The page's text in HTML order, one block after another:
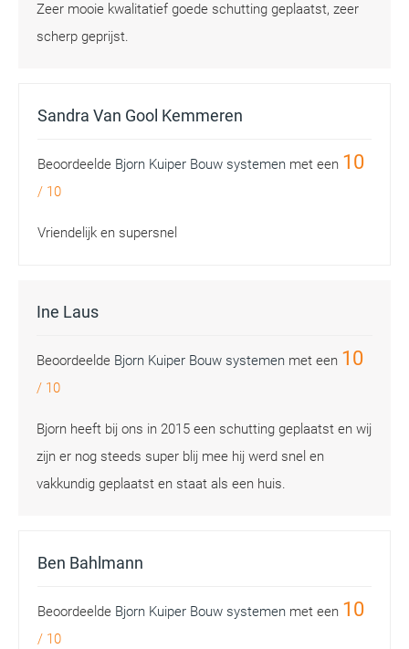
Zeer mooie kwalitatief goede schutting geplaatst, zeer
scherp geprijst.
Sandra Van Gool Kemmeren
Beoordeelde Bjorn Kuiper Bouw systemen met een 10
/ 10
Vriendelijk en supersnel
Ine Laus
Beoordeelde Bjorn Kuiper Bouw systemen met een 10
/ 10
Bjorn heeft bij ons in 2015 een schutting geplaatst en wij
zijn er nog steeds super blij mee hij werd snel en
vakkundig geplaatst en staat als een huis.
Ben Bahlmann
Beoordeelde Bjorn Kuiper Bouw systemen met een 10
/ 10